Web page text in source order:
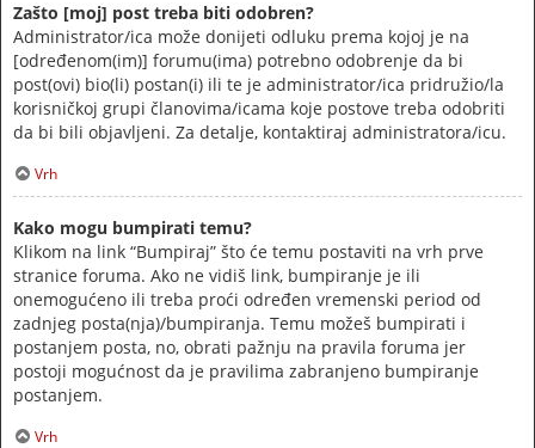
Zašto [moj] post treba biti odobren?
Administrator/ica može donijeti odluku prema kojoj je na
[određenom(im)] forumu(ima) potrebno odobrenje da bi
post(ovi) bio(li) postan(i) ili te je administrator/ica pridružio/la
korisničkoj grupi članovima/icama koje postove treba odobriti
da bi bili objavljeni. Za detalje, kontaktiraj administratora/icu.
Vrh
Kako mogu bumpirati temu?
Klikom na link “Bumpiraj” što će temu postaviti na vrh prve
stranice foruma. Ako ne vidiš link, bumpiranje je ili
onemogućeno ili treba proći određen vremenski period od
zadnjeg posta(nja)/bumpiranja. Temu možeš bumpirati i
postanjem posta, no, obrati pažnju na pravila foruma jer
postoji mogućnost da je pravilima zabranjeno bumpiranje
postanjem.
Vrh